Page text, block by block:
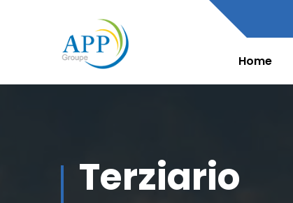
Home
Terziario